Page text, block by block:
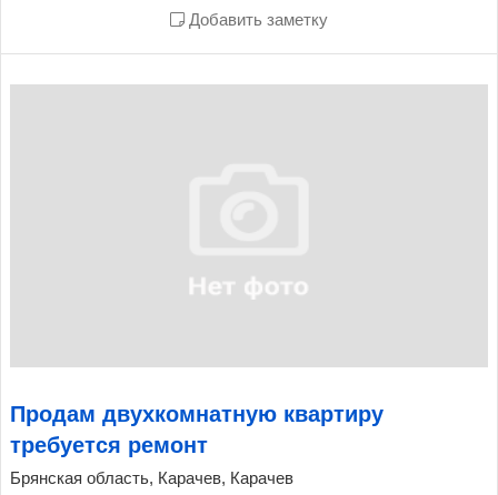
Добавить заметку
Продам двухкомнатную квартиру
требуется ремонт
Брянская область, Карачев, Карачев